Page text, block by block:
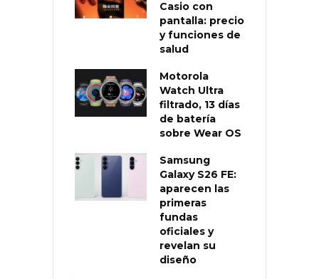
Casio con
pantalla: precio
y funciones de
salud
Motorola
Watch Ultra
filtrado, 13 días
de batería
sobre Wear OS
Samsung
Galaxy S26 FE:
aparecen las
primeras
fundas
oficiales y
revelan su
diseño